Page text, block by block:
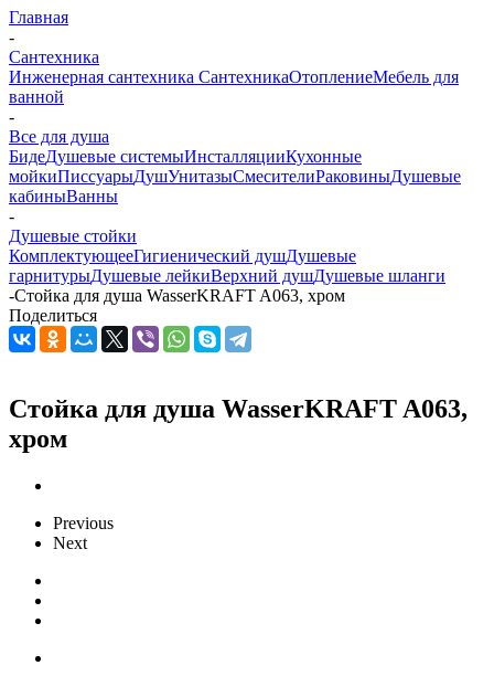
Главная
-
Сантехника
Инженерная сантехника СантехникаОтоплениеМебель для
ванной
-
Все для душа
БидеДушевые системыИнсталляцииКухонные
мойкиПиссуарыДушУнитазыСмесителиРаковиныДушевые
кабиныВанны
-
Душевые стойки
КомплектующееГигиенический душДушевые
гарнитурыДушевые лейкиВерхний душДушевые шланги
-Стойка для душа WasserKRAFT A063, хром
Поделиться
Стойка для душа WasserKRAFT A063,
хром
Previous
Next